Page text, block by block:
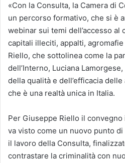
«Con la Consulta, la Camera di
un percorso formativo, che si è
webinar sui temi dell’accesso al
capitali illeciti, appalti,
Riello, che sottolinea come la
dell’Interno, Luciana
della qualità e dell’efficacia
che è una realtà unica in Italia.
Per Giuseppe Riello il
va visto come un nuovo punto
il lavoro della Consulta,
contrastare la criminalità con